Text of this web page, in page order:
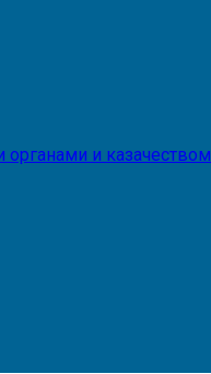
и казачеством